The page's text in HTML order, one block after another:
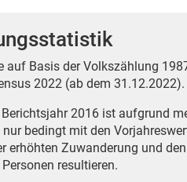
auf Basis der Volkszählung
2022 (ab dem 31.12.2022).
2016 ist aufgrund
bedingt mit den
erhöhten Zuwanderung und
resultieren.